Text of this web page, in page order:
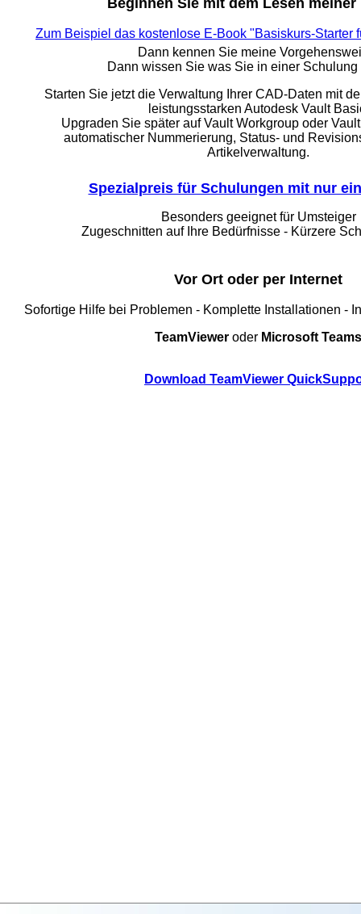
Beginnen Sie mit dem Lesen meiner
Zum Beispiel das kostenlose E-Book "Basiskurs-Starter
Dann kennen Sie meine
Dann wissen Sie was Sie in einer Schulung
Starten Sie jetzt die Verwaltung Ihrer CAD-Daten mit
leistungsstarken Autodesk Vault
Upgraden Sie später auf Vault Workgroup oder
automatischer Nummerierung, Status- und
Artikelverwaltung.
Spezialpreis für Schulungen mit nur
Besonders geeignet für Umsteiger
Zugeschnitten auf Ihre Bedürfnisse - Kürzere
Vor Ort oder per Internet
Sofortige Hilfe bei Problemen - Komplette Installationen -
TeamViewer oder Microsoft Teams
Download TeamViewer